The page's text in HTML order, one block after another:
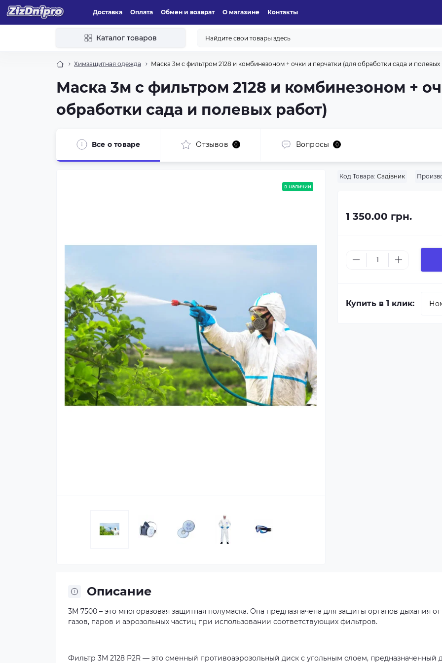
Доставка Оплата Обмен и возврат О магазине Контакты
Каталог товаров
Химзащитная одежда Маска 3м с фильтром 2128 и комбинезоном + очки и перчатки (для обработки сада и полевых
Маска 3м с фильтром 2128 и комбинезоном +
обработки сада и полевых работ)
Все о товаре Отзывов 0 Вопросы 0
в наличии
Код Товара: Садівник
1 350.00 грн.
Купить в 1 клик:
Описание
3M 7500 – это многоразовая защитная полумаска. Она предназначена для защиты органов дыхания от
газов, паров и аэрозольных частиц при использовании соответствующих фильтров.
Фильтр 3M 2128 P2R — это сменный противоаэрозольный диск с угольным слоем, предназначенный